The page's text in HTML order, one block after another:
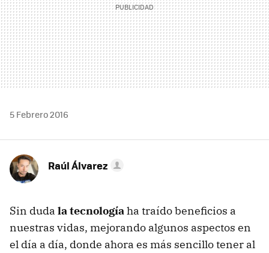
5 Febrero 2016
Raúl Álvarez
Sin duda la tecnologíaha traído beneficios a
nuestras vidas, mejorando algunos aspectos en
el día a día, donde ahora es más sencillo tener al